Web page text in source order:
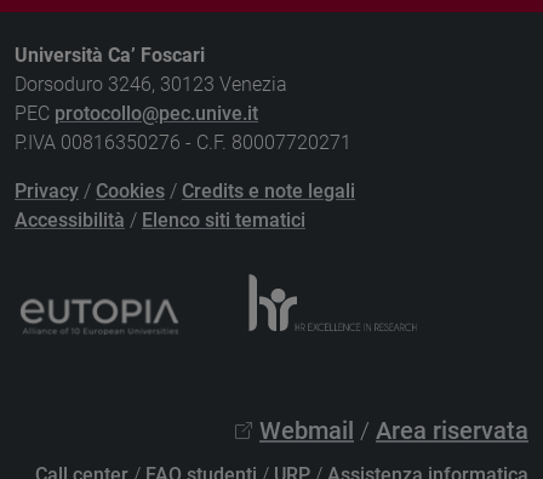
Università Ca’ Foscari
Dorsoduro 3246, 30123 Venezia
PEC protocollo@pec.unive.it
P.IVA 00816350276 - C.F. 80007720271
Privacy / Cookies / Credits e note legali
Accessibilità / Elenco siti tematici
Webmail / Area riservata